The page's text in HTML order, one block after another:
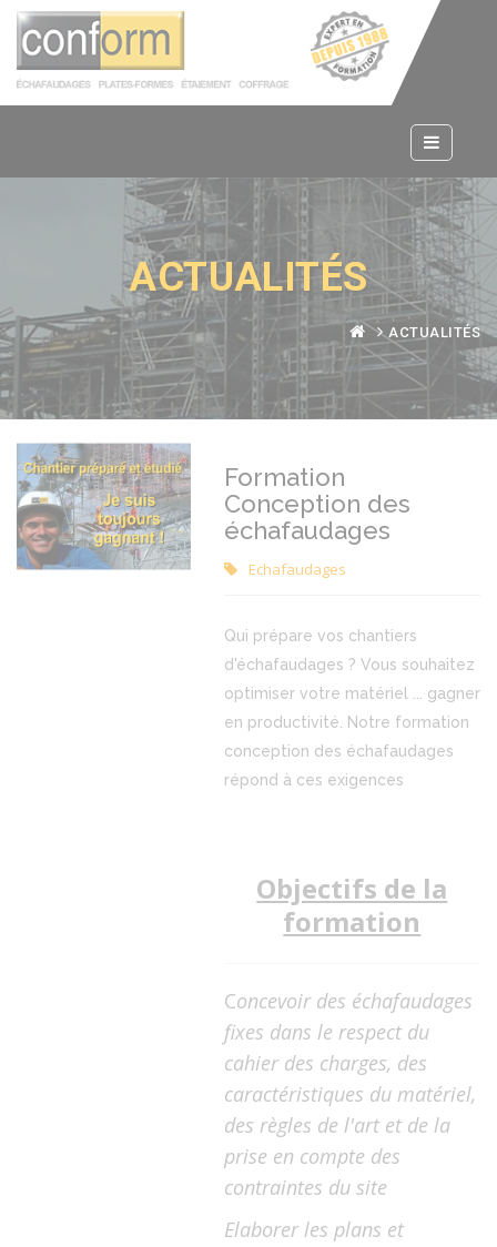
ACTUALITÉS
ACTUALITÉS
Formation
Conception des
échafaudages
Echafaudages
Qui prépare vos chantiers
d'échafaudages ? Vous souhaitez
optimiser votre matériel ... gagner
en productivité. Notre formation
conception des échafaudages
répond à ces exigences
Objectifs de la
formation
Concevoir des échafaudages
fixes dans le respect du
cahier des charges, des
caractéristiques du matériel,
des règles de l'art et de la
prise en compte des
contraintes du site
Elaborer les plans et
Panneau de gestion des cookies